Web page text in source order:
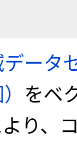
ータ
をベ
り、